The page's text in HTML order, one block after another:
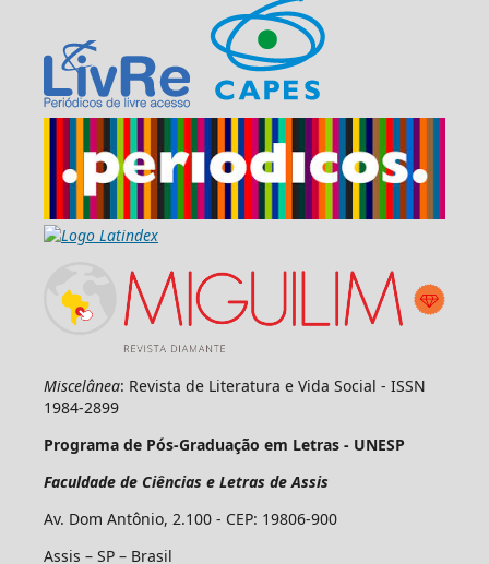
Miscelânea: Revista de Literatura e Vida Social - ISSN
1984-2899
Programa de Pós-Graduação em Letras - UNESP
Faculdade de Ciências e Letras de Assis
Av. Dom Antônio, 2.100 - CEP: 19806-900
Assis – SP – Brasil